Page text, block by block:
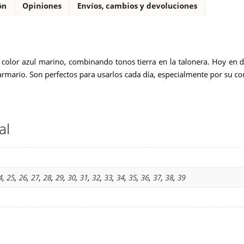
Opiniones Envíos, cambios y devoluciones
azul marino, combinando tonos tierra en la talonera. Hoy en
Son perfectos para usarlos cada día, especialmente por su
, 25, 26, 27, 28, 29, 30, 31, 32, 33, 34, 35, 36, 37, 38, 39